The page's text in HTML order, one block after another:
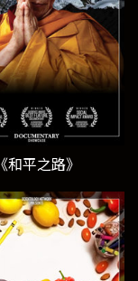
《和平之路》